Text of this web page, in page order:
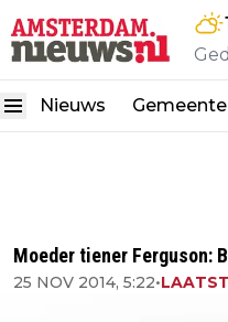
Nieuws Gemeente
Moeder tiener Ferguson:
25 NOV 2014, 5:22•